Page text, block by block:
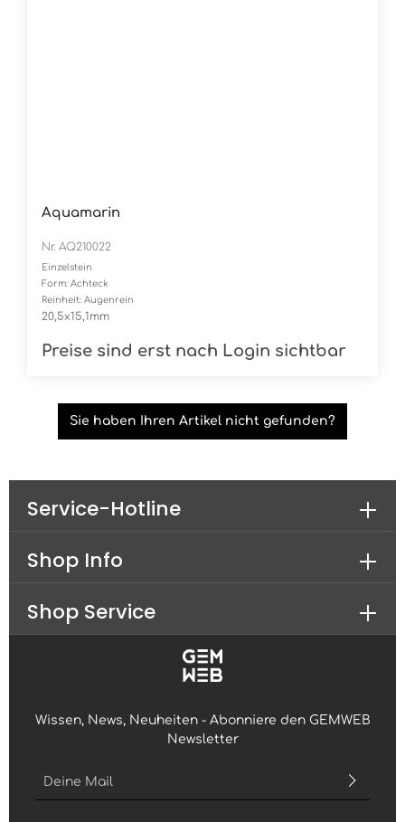
Aquamarin
Nr. AQ210022
Einzelstein
Form: Achteck
Reinheit: Augenrein
20,5x15,1mm
Preise sind erst nach Login sichtbar
Sie haben Ihren Artikel nicht gefunden?
Wissen, News, Neuheiten - Abonniere den GEMWEB
Newsletter
Service-Hotline
Shop Info
Shop Service